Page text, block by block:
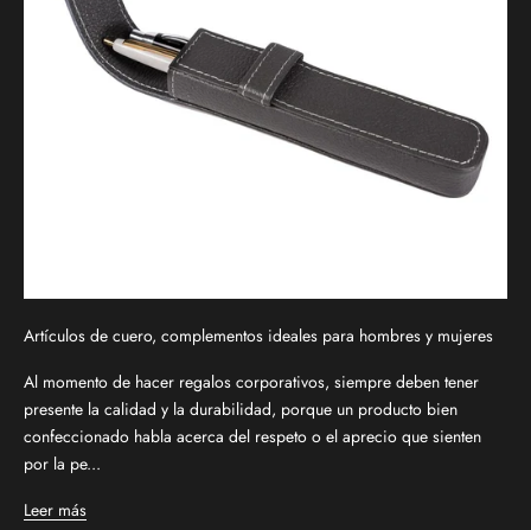
Artículos de cuero, complementos ideales para hombres y mujeres
Al momento de hacer regalos corporativos, siempre deben tener
presente la calidad y la durabilidad, porque un producto bien
confeccionado habla acerca del respeto o el aprecio que sienten
por la pe...
Leer más